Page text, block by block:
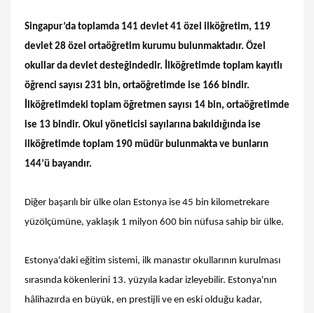
Singapur’da toplamda 141 devlet 41 özel ilköğretim, 119
devlet 28 özel ortaöğretim kurumu bulunmaktadır. Özel
okullar da devlet desteğindedir. İlköğretimde toplam kayıtlı
öğrenci sayısı 231 bin, ortaöğretimde ise 166 bindir.
İlköğretimdeki toplam öğretmen sayısı 14 bin, ortaöğretimde
ise 13 bindir. Okul yöneticisi sayılarına bakıldığında ise
ilköğretimde toplam 190 müdür bulunmakta ve bunların
144’ü bayandır.
Diğer başarılı bir ülke olan Estonya ise 45 bin kilometrekare
yüzölçümüne, yaklaşık 1 milyon 600 bin nüfusa sahip bir ülke.
Estonya'daki eğitim sistemi, ilk manastır okullarının kurulması
sırasında kökenlerini 13. yüzyıla kadar izleyebilir. Estonya'nın
hâlihazırda en büyük, en prestijli ve en eski olduğu kadar,